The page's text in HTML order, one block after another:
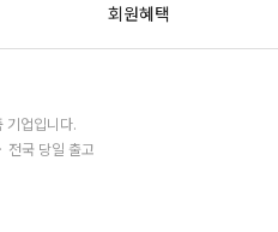
회원혜택
기업입니다.
전국 당일 출고